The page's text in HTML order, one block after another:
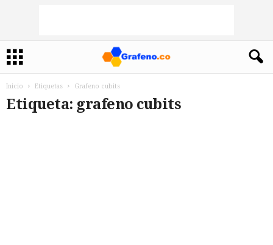
Inicio Etiquetas Grafeno cubits
Etiqueta: grafeno cubits